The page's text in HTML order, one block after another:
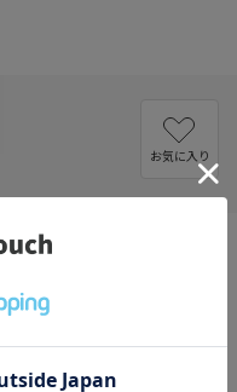
お気に入り